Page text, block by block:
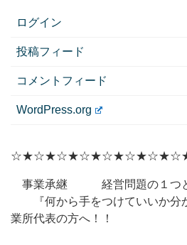
ログイン
投稿フィード
コメントフィード
WordPress.org
事業承継 経営問題の１つと
『何から手をつけていいか分
業所代表の方へ！！